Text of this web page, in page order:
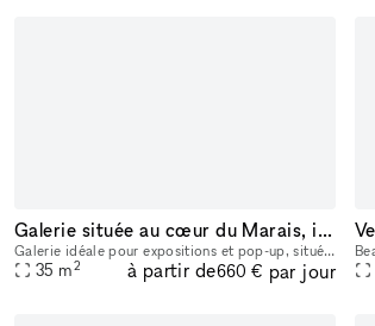
Galerie située au cœur du Marais, idéale pour expositions, pop-up et événements culturels.
Galerie idéale pour expositions et pop-up, située au 62 rue Charlot. Espace lumineux, accueillant et traversant, bénéficiant d’une excellente visibilité dans une rue animée, entourée de nombreuses au
35 m2 à partir de660 € par jour